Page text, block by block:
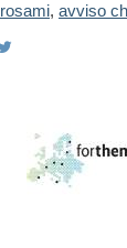
, avviso